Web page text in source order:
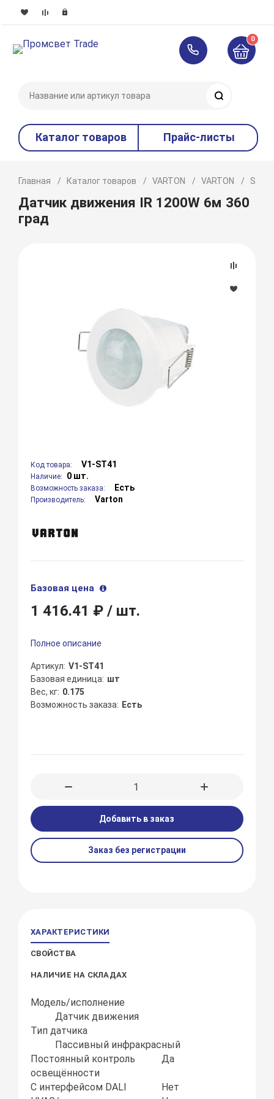
0
Каталог товаров Прайс-листы
Главная Каталог товаров VARTON VARTON
Датчик движения IR 1200W 6м 360
град
Код товара: V1-ST41
Наличие: 0 шт.
Возможность заказа: Есть
Производитель: Varton
Базовая цена
1 416.41 ₽/ шт.
Полное описание
Артикул V1-ST41
Базовая единица шт
Вес, кг 0.175
Возможность заказа
Есть
Добавить в заказ
Заказ без регистрации
ХАРАКТЕРИСТИКИ
СВОЙСТВА
НАЛИЧИЕ НА СКЛАДАХ
Модель/исполнение
Датчик движения
Тип датчика
Пассивный инфракрасный
Постоянный контроль
освещённости
Да
С интерфейсом DALI
Нет